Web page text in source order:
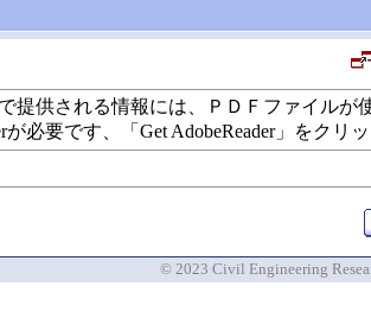
提供される情報には、ＰＤＦファイル
が必要です、「Get AdobeReader」をク
© 2023 Civil Engineering